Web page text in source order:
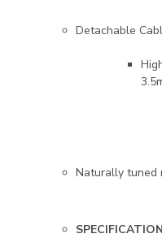
Detachable
Naturally tuned